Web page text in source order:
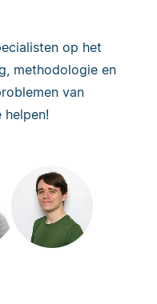
op het
methodologie en
van
helpen!